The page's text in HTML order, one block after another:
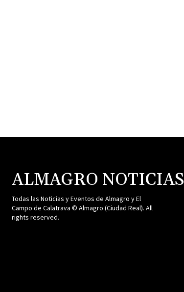
ALMAGRO NOTICIAS
Todas las Noticias y Eventos de Almagro y El
Campo de Calatrava © Almagro (Ciudad Real). All
rights reserved.